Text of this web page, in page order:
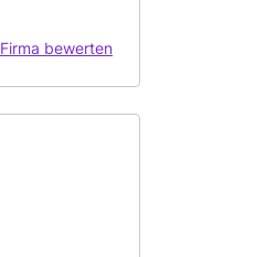
Firma bewerten